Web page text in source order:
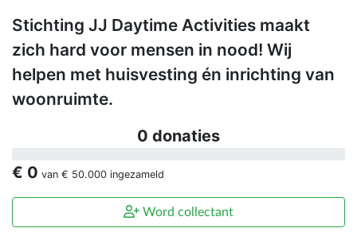
Stichting JJ Daytime Activities maakt
zich hard voor mensen in nood! Wij
helpen met huisvesting én inrichting van
woonruimte.
0 donaties
€ 0 van € 50.000 ingezameld
Word collectant